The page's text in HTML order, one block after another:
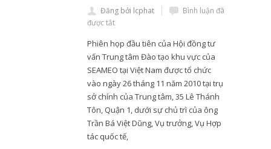
Đăng bởi lcphat
Bình luận đã
được tắt
Phiên họp đầu tiên của Hội đồng tư
vấn Trung tâm Đào tạo khu vực của
SEAMEO tại Việt Nam được tổ chức
vào ngày 26 tháng 11 năm 2010 tại trụ
sở chính của Trung tâm, 35 Lê Thánh
Tôn, Quận 1, dưới sự chủ trì của ông
Trần Bá Việt Dũng, Vụ trưởng, Vụ Hợp
tác quốc tế,